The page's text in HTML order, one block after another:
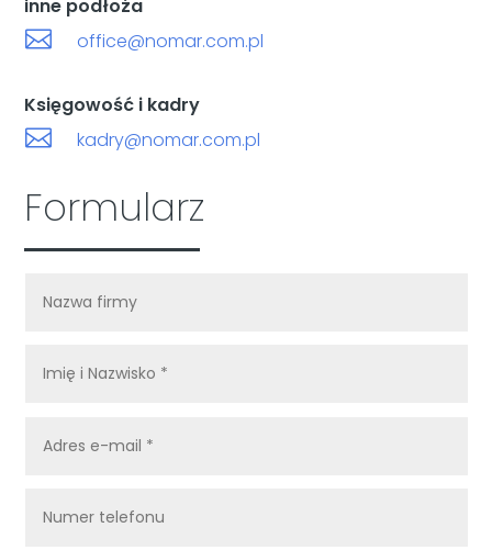
inne podłoża
 office@nomar.com.pl
Księgowość i kadry
 kadry@nomar.com.pl
Formularz